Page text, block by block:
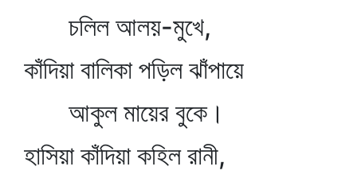
চলিল আলয়-মুখে,
কাঁদিয়া বালিকা পড়িল ঝাঁপায়ে
আকুল মায়ের বুকে।
হাসিয়া কাঁদিয়া কহিল রানী,